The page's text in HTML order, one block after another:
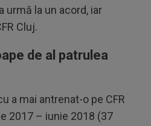
urmă la un acord, iar
Cluj.
de al patrulea
a mai antrenat-o pe CFR
2017 – iunie 2018 (37